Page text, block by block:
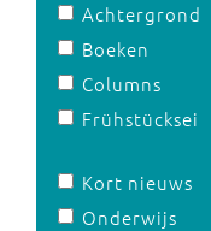
Achtergrond
Boeken
Columns
Frühstücksei
Kort nieuws
Onderwijs